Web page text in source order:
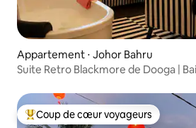
Appartement ⋅ Johor Bahru
Suite Retro Blackmore de Dooga |
Coups de cœur voyageurs les plus
Coup de cœur voyageurs